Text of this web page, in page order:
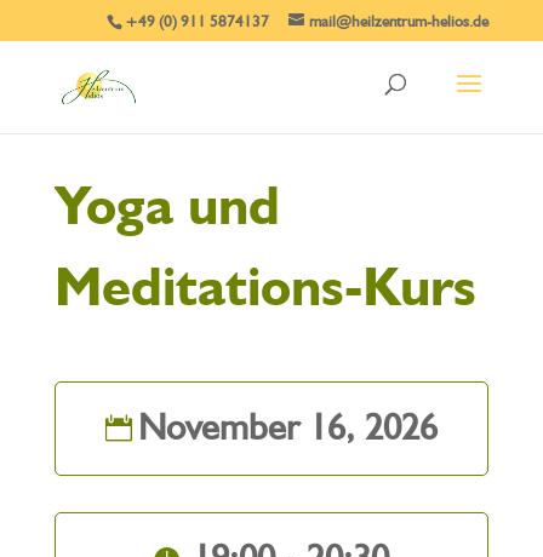
+49 (0) 911 5874137 mail@heilzentrum-helios.de
Yoga und
Meditations-Kurs
November 16, 2026